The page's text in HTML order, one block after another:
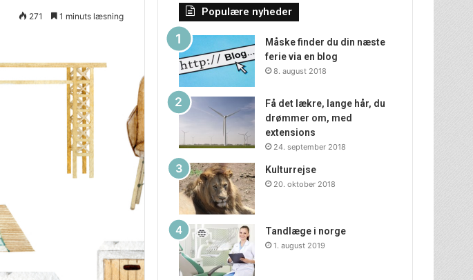
271 1 minuts læsning Populære nyheder
Måske finder du din næste
ferie via en blog
8. august 2018
Få det lækre, lange hår, du
drømmer om, med
extensions
24. september 2018
Kulturrejse
20. oktober 2018
Tandlæge i norge
1. august 2019